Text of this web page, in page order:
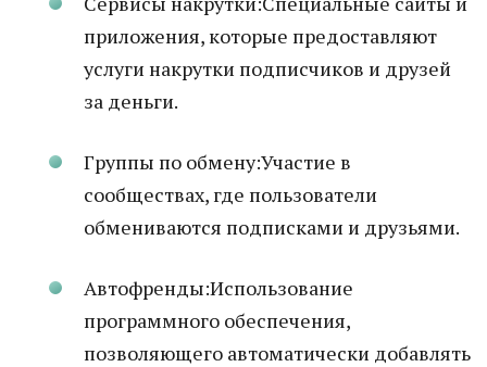
приложения, которые предоставляют
услуги накрутки подписчиков и друзей
за деньги.
Группы по обмену:Участие в
сообществах, где пользователи
обмениваются подписками и друзьями.
Автофренды:Использование
программного обеспечения,
позволяющего автоматически добавлять